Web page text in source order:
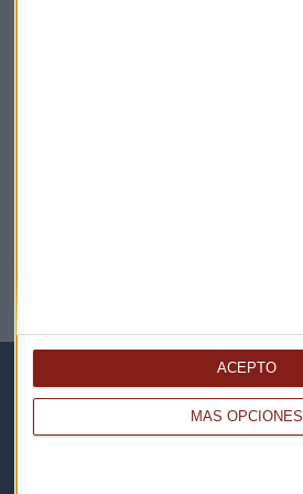
MÁS OPCIONES
ACEPTO
NOTICIAS RELACIONADAS